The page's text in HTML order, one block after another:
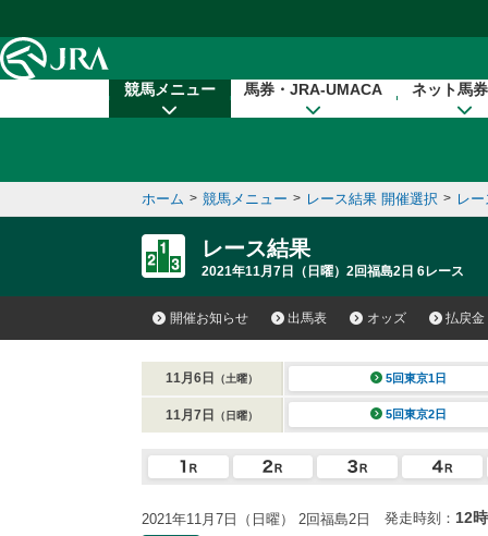
競馬メニュー 馬券・JRA-UMACA ネット馬
ホーム > 競馬メニュー > レース結果 開催選択 > レ
レース結果
2021年11月7日（日曜）2回福島2日 6レース
開催お知らせ 出馬表 オッズ 払戻金
11月6日 （土曜） 5回東京1日
11月7日 （日曜） 5回東京2日
2021年11月7日（日曜） 2回福島2日 発走時刻： 12